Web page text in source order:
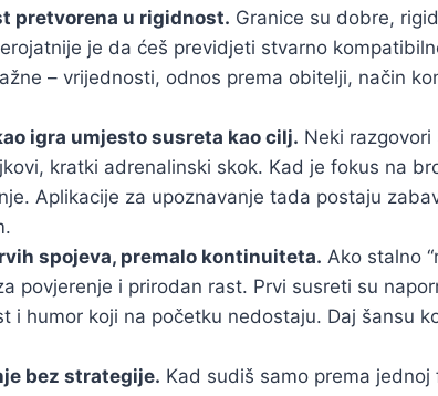
pretvorena u rigidnost. Granice su dobre,
je da ćeš previdjeti stvarno
– vrijednosti, odnos prema obitelji, način
igra umjesto susreta kao cilj. Neki
kratki adrenalinski skok. Kad je fokus na
Aplikacije za upoznavanje tada postaju
spojeva, premalo kontinuiteta. Ako stalno
povjerenje i prirodan rast. Prvi susreti su
i humor koji na početku nedostaju. Daj šansu
bez strategije. Kad sudiš samo prema